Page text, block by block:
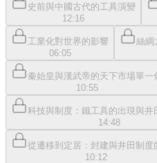
史前與中國古代的工具演變
12:16
工業化對世界的影響
06:05
絲綢
秦始皇與漢武帝的天下市場單一
10:55
科技與制度：鐵工具的出現與井
14:48
從遷移到定居：封建與井田制度
10:12